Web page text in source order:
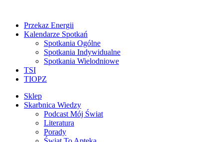
Przekaz Energii
Kalendarze Spotkań
Spotkania Ogólne
Spotkania Indywidualne
Spotkania Wielodniowe
TSI
TIOPZ
Sklep
Skarbnica Wiedzy
Podcast Mój Świat
Literatura
Porady